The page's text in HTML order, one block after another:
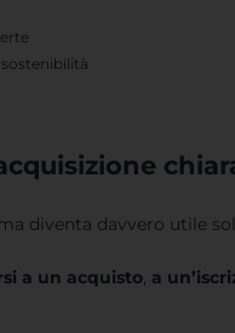
diventa davvero utile
a un acquisto, a